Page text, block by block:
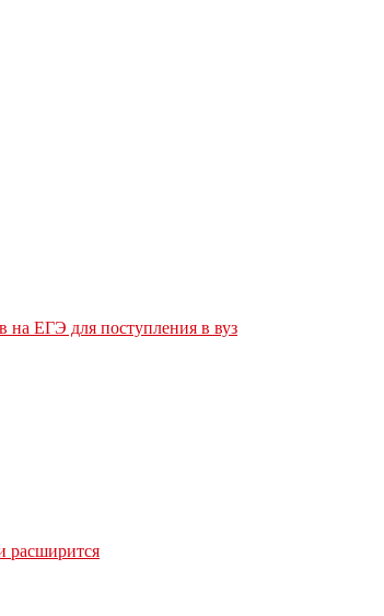
на ЕГЭ для поступления в вуз
расширится